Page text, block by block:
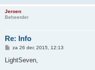
Jeroen
Beheerder
Re: Info
B
r
i
za 26 dec 2015, 12:13
LightSeven,